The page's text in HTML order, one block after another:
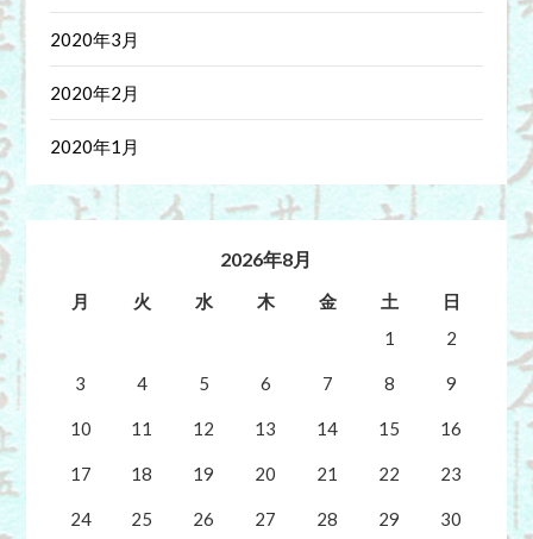
2020年3月
2020年2月
2020年1月
2026年8月
月 火 水 木 金 土
日
1
2
3 4 5 6 7 8 9
10 11 12 13 14 15 16
17 18 19 20 21 22 23
24 25 26 27 28 29 30